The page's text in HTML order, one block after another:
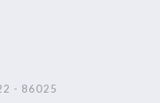
- 86025